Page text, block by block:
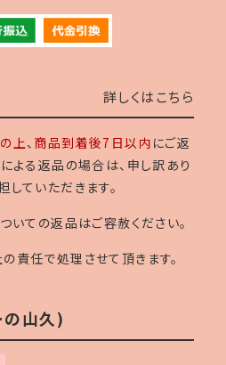
詳しくはこちら
上、 商品到着後7日以内 にご返
よる返品の場合は、申し訳あり
ていただきます。
いての返品はご容赦ください。
責任で処理させて頂きます。
山久)